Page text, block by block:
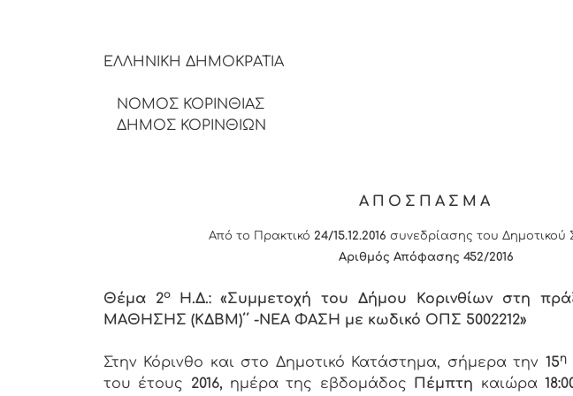
ΕΛΛΗΝΙΚΗ ΔΗΜΟΚΡΑΤΙΑ
ΝΟΜΟΣ ΚΟΡΙΝΘΙΑΣ
ΔΗΜΟΣ ΚΟΡΙΝΘΙΩΝ
ΑΠΟΣΠΑΣΜΑ
Από το Πρακτικό 24/15.12.2016 συνεδρίασης του Δημοτικού
Αριθμός Απόφασης 452/2016
Θέμα 2ο Η.Δ.: «Συμμετοχή του Δήμου Κορινθίων στη
ΜΑΘΗΣΗΣ (ΚΔΒΜ)΄΄ -ΝΕΑ ΦΑΣΗ με κωδικό ΟΠΣ 5002212»
Στην Κόρινθο και στο Δημοτικό Κατάστημα, σήμερα την 15η
του έτους 2016, ημέρα της εβδομάδος Πέμπτη καιώρα